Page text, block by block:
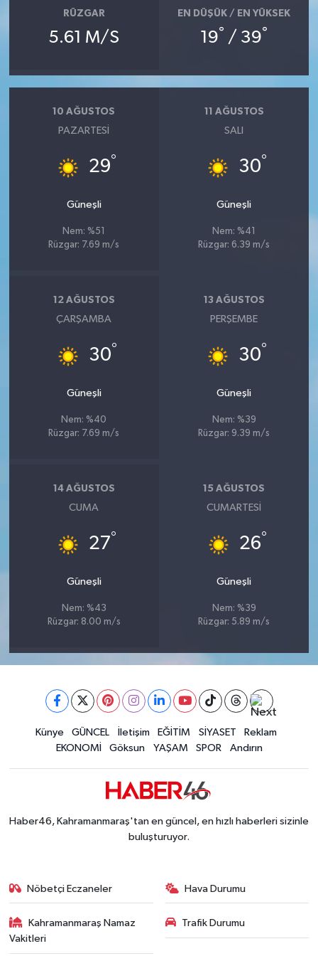
RÜZGAR
5.61 M/S
EN DÜŞÜK / EN YÜKSEK
19° / 39°
10 AĞUSTOS
PAZARTESI
29°
Güneşli
Nem: %51
Rüzgar: 7.69 m/s
11 AĞUSTOS
SALI
30°
Güneşli
Nem: %41
Rüzgar: 6.39 m/s
12 AĞUSTOS
ÇARŞAMBA
30°
Güneşli
Nem: %40
Rüzgar: 7.69 m/s
13 AĞUSTOS
PERŞEMBE
30°
Güneşli
Nem: %39
Rüzgar: 9.39 m/s
14 AĞUSTOS
CUMA
27°
Güneşli
Nem: %43
Rüzgar: 8.00 m/s
15 AĞUSTOS
CUMARTESI
26°
Güneşli
Nem: %39
Rüzgar: 5.89 m/s
Künye GÜNCEL İletişim EĞİTİM SİYASET
Reklam
EKONOMİ
Göksun YAŞAM SPOR Andırın
Haber46, Kahramanmaraş'tan en güncel, en hızlı haberleri sizinle
buluşturuyor.
Nöbetçi Eczaneler Hava Durumu
Kahramanmaraş Namaz
Vakitleri
Trafik Durumu
HEDEF2020
OTOMOBİL
MİZAH
BÖLGEDEN
ASAYİŞ
ÇEVRE
YARIŞMALAR
TANITIM
HABERDE İNSAN